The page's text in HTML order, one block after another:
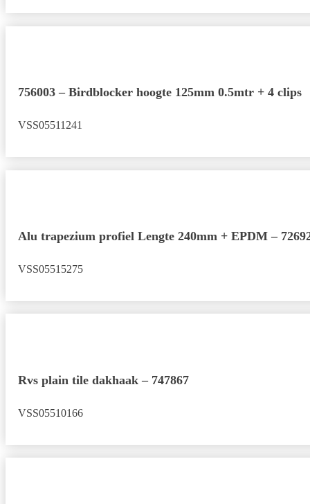
756003 – Birdblocker hoogte 125mm 0.5mtr + 4 clips
VSS05511241
Alu trapezium profiel Lengte 240mm + EPDM –
VSS05515275
Rvs plain tile dakhaak – 747867
VSS05510166